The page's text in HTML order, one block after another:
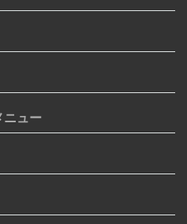
クタ修理
ネル修理交換
ードスロット修理
ドスロット修理
修理（軽度）
修理（重度）
ニュー